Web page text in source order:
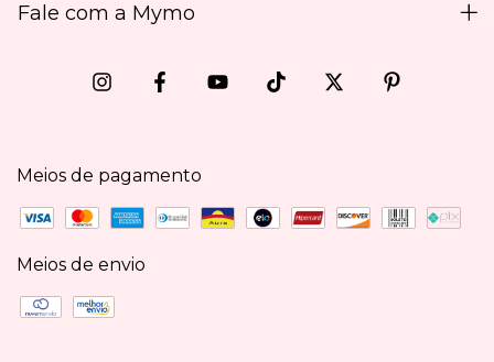
Fale com a Mymo
Meios de pagamento
Meios de envio